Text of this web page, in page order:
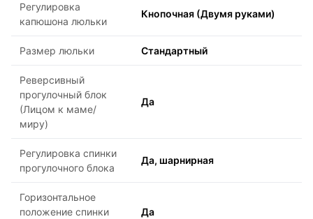
Регулировка
капюшона люльки
Кнопочная (Двумя руками)
Размер люльки Стандартный
Реверсивный
прогулочный блок
(Лицом к маме/
миру)
Да
Регулировка спинки
прогулочного блока
Да, шарнирная
Горизонтальное
положение спинки
Да